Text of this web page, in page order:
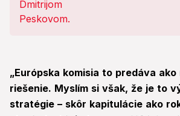
„Európska komisia to predáva ako
riešenie. Myslím si však, že je to
stratégie – skôr kapitulácie ako